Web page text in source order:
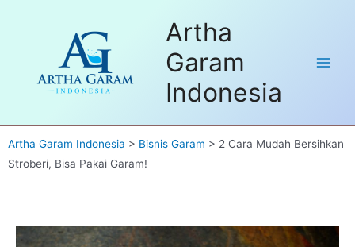
Artha
Garam
Indonesia
Artha Garam Indonesia > Bisnis Garam > 2 Cara Mudah Bersihkan
Stroberi, Bisa Pakai Garam!
Dapatkan FREE Sample untuk
pembelian pertama. Hubungi kami